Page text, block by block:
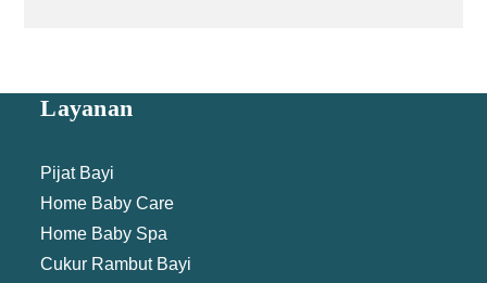
Layanan
Pijat Bayi
Home Baby Care
Home Baby Spa
Cukur Rambut Bayi